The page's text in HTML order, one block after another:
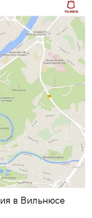
в Вильнюсе